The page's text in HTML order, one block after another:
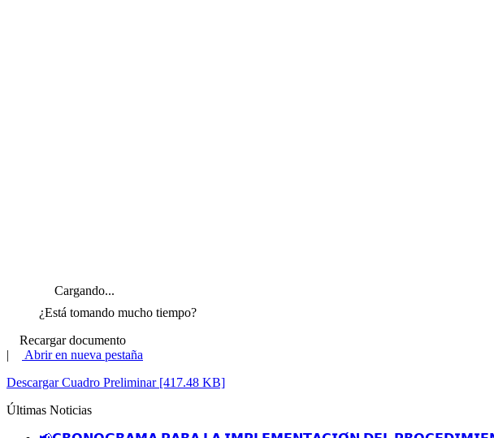
Cargando...
¿Está tomando mucho tiempo?
Recargar documento
|
Abrir en nueva pestaña
Descargar Cuadro Preliminar [417.48 KB]
Últimas Noticias